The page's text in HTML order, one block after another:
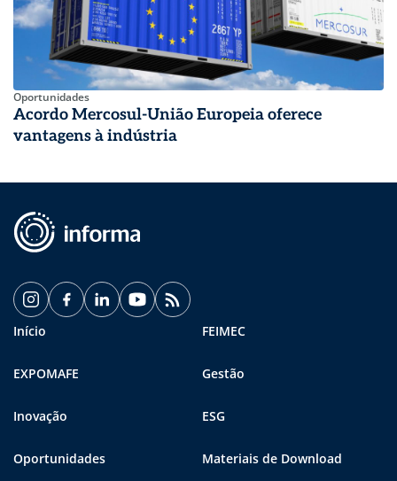
Oportunidades
Acordo Mercosul-União Europeia oferece
vantagens à indústria
Início FEIMEC
EXPOMAFE Gestão
Inovação ESG
Oportunidades Materiais de Download